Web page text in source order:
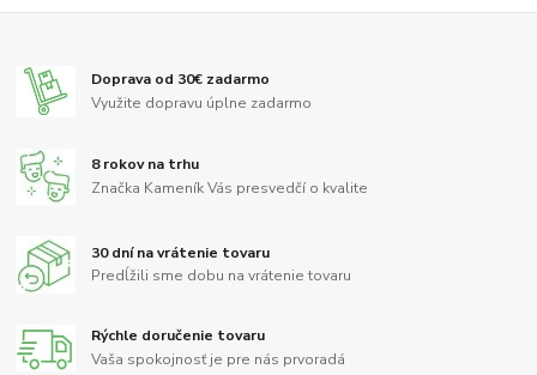
Doprava od 30€ zadarmo
Využite dopravu úplne zadarmo
8 rokov na trhu
Značka Kameník Vás presvedčí o kvalite
30 dní na vrátenie tovaru
Predĺžili sme dobu na vrátenie tovaru
Rýchle doručenie tovaru
Vaša spokojnosť je pre nás prvoradá